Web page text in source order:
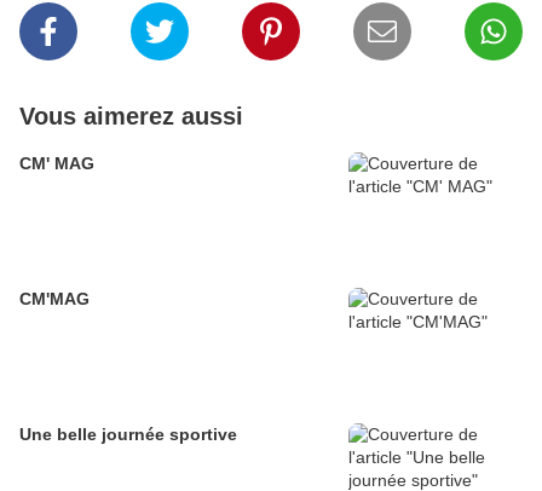
Vous aimerez aussi
CM' MAG
CM'MAG
Une belle journée sportive